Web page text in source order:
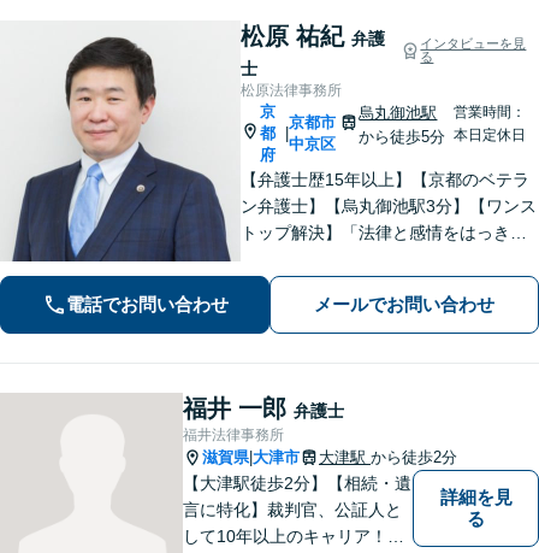
松原 祐紀 弁護
士
インタビューを見
る
松原法律事務所
京
都
府
|
京都市
中京区
烏丸御池駅
から徒歩5分
営業時間：
本日定休日
【弁護士歴15年以上】【京都のベテラ
ン弁護士】【烏丸御池駅3分】【ワンス
トップ解決】「法律と感情をはっきり
問題、新型コロナが原因の借金、不動
産問題なども幅広く対応【女性弁護士
も在籍】【初回相談30分無料】
電話でお問い合わせ メールでお問い合わせ
福井 一郎 弁護士
福井法律事務所
滋賀県|大津市 大津駅 から徒歩2分
【大津駅徒歩2分】【相続・遺
言に特化】裁判官、公証人と
して10年以上のキャリア！親
詳細を見
る